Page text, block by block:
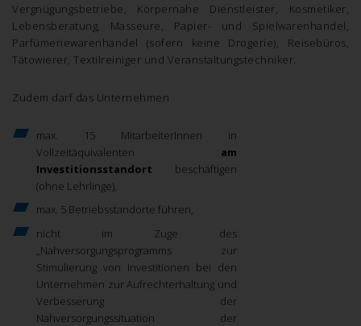
Vergnügungsbetriebe, Körpernahe Dienstleister, Kosmetiker,
Lebensberatung, Masseure, Papier- und Spielwarenhandel,
Parfümeriewarenhandel (sofern keine Drogerie), Reisebüros,
Tätowierer, Textilreiniger und Veranstaltungstechniker.
Zudem darf das Unternehmen
max. 15 MitarbeiterInnen in
Vollzeitäquivalenten am
Investitionsstandort beschäftigen
(ohne Lehrlinge),
max. 5 Betriebsstandorte führen,
nicht im Zuge des
„Nahversorgungsprogramms zur
Stimulierung von Investitionen bei den
Unternehmen zur Aufrechterhaltung und
Verbesserung der
Nahversorgungssituation der